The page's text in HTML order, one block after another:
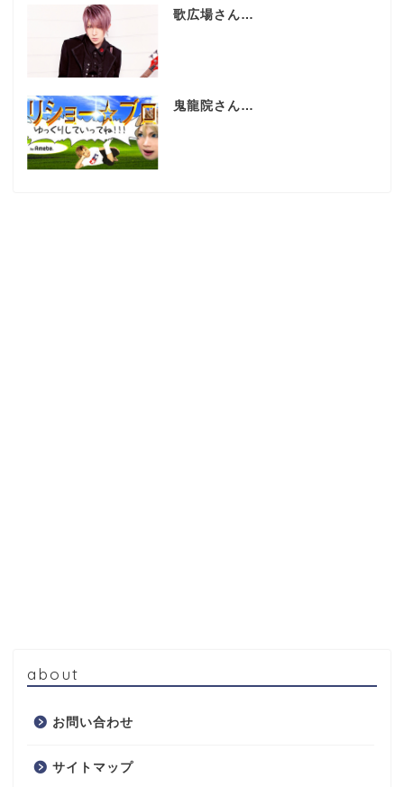
歌広場さん…
鬼龍院さん…
about
お問い合わせ
サイトマップ